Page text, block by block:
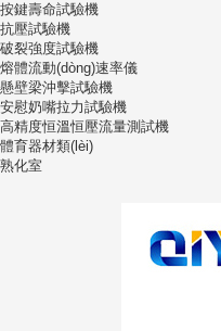
按鍵壽命試驗機
抗壓試驗機
破裂強度試驗機
熔體流動(dòng)速率儀
懸壁梁沖擊試驗機
安慰奶嘴拉力試驗機
高精度恒溫恒壓流量測試機
體育器材類(lèi)
熟化室